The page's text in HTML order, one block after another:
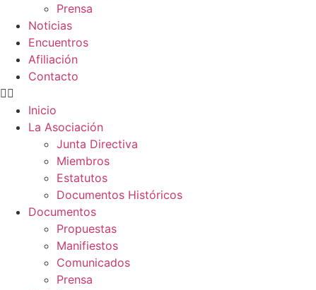
Prensa
Noticias
Encuentros
Afiliación
Contacto
Inicio
La Asociación
Junta Directiva
Miembros
Estatutos
Documentos Históricos
Documentos
Propuestas
Manifiestos
Comunicados
Prensa